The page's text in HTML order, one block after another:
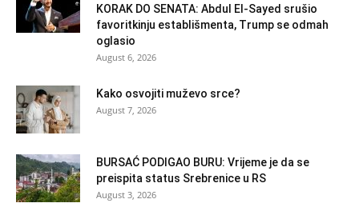
KORAK DO SENATA: Abdul El-Sayed srušio
favoritkinju establišmenta, Trump se odmah
oglasio
August 6, 2026
Kako osvojiti muževo srce?
August 7, 2026
BURSAĆ PODIGAO BURU: Vrijeme je da se
preispita status Srebrenice u RS
August 3, 2026